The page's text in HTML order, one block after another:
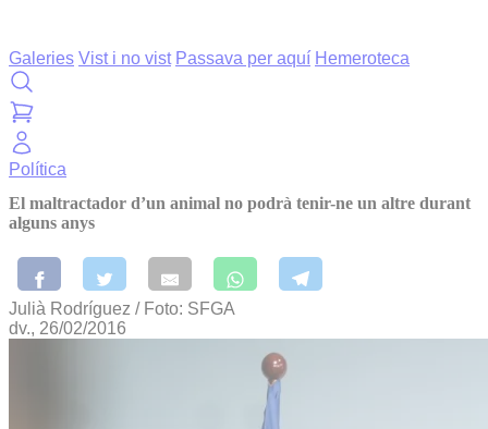
Galeries Vist i no vist Passava per aquí Hemeroteca
Política
El maltractador d’un animal no podrà tenir-ne un altre durant
alguns anys
Julià Rodríguez / Foto: SFGA
dv., 26/02/2016